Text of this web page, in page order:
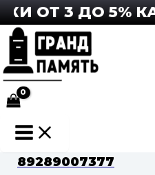
Перейти
к
содержимому
ОТ 3 ДО 5%
Main
Menu
89289007377